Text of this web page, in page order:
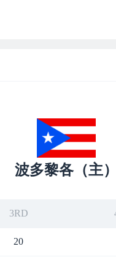
波多黎各（主）
3RD
20